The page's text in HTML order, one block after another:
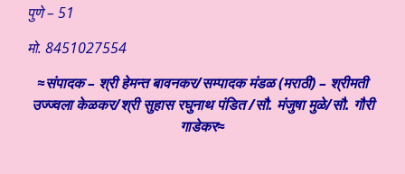
पुणे – 51
मो. 8451027554
≈संपादक – श्री हेमन्त बावनकर/सम्पादक मंडळ (मराठी) – श्रीमती
उज्ज्वला केळकर/श्री सुहास रघुनाथ पंडित /सौ. मंजुषा मुळे/सौ. गौरी
गाडेकर≈